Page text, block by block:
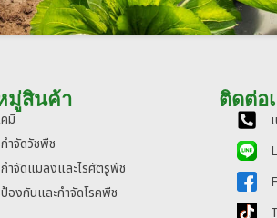
มู่สินค้า
มี
ำจัดวัชพืช
ำจัดแมลงและไรศัตรูพืช
องกันและกำจัดโรคพืช
ติดต่อ